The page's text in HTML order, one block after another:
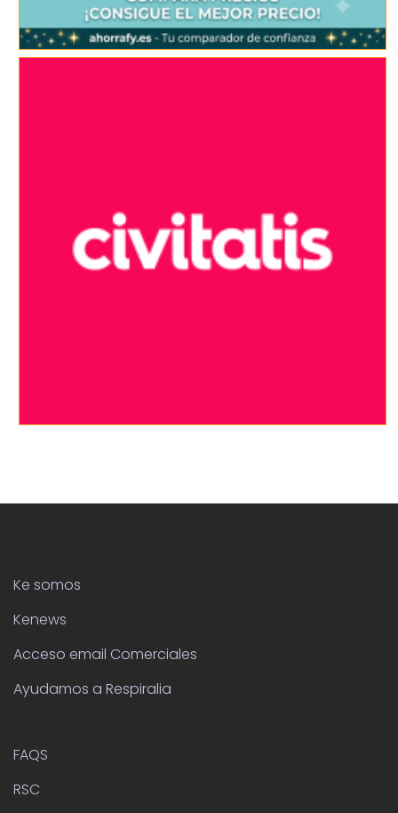
Ke somos
Kenews
Acceso email Comerciales
Ayudamos a Respiralia
FAQS
RSC